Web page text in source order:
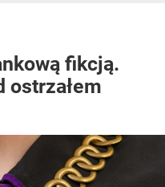
fikcją.
ostrzałem